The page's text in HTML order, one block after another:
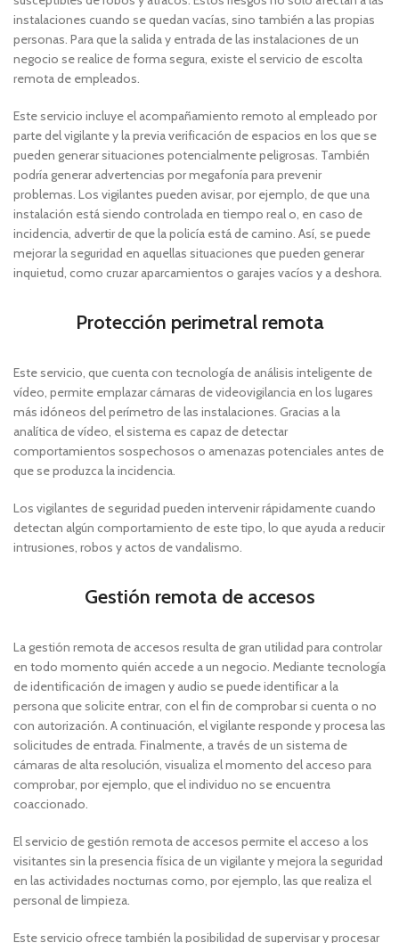
instalaciones cuando se quedan vacías, sino también a las propias
personas. Para que la salida y entrada de las instalaciones de un
negocio se realice de forma segura, existe el servicio de escolta
remota de empleados.
Este servicio incluye el acompañamiento remoto al empleado por
parte del vigilante y la previa verificación de espacios en los que se
pueden generar situaciones potencialmente peligrosas. También
podría generar advertencias por megafonía para prevenir
problemas. Los vigilantes pueden avisar, por ejemplo, de que una
instalación está siendo controlada en tiempo real o, en caso de
incidencia, advertir de que la policía está de camino. Así, se puede
mejorar la seguridad en aquellas situaciones que pueden generar
inquietud, como cruzar aparcamientos o garajes vacíos y a deshora.
Protección perimetral remota
Este servicio, que cuenta con tecnología de análisis inteligente de
vídeo, permite emplazar cámaras de videovigilancia en los lugares
más idóneos del perímetro de las instalaciones. Gracias a la
analítica de vídeo, el sistema es capaz de detectar
comportamientos sospechosos o amenazas potenciales antes de
que se produzca la incidencia.
Los vigilantes de seguridad pueden intervenir rápidamente cuando
detectan algún comportamiento de este tipo, lo que ayuda a reducir
intrusiones, robos y actos de vandalismo.
Gestión remota de accesos
La gestión remota de accesos resulta de gran utilidad para controlar
en todo momento quién accede a un negocio. Mediante tecnología
de identificación de imagen y audio se puede identificar a la
persona que solicite entrar, con el fin de comprobar si cuenta o no
con autorización. A continuación, el vigilante responde y procesa las
solicitudes de entrada. Finalmente, a través de un sistema de
cámaras de alta resolución, visualiza el momento del acceso para
comprobar, por ejemplo, que el individuo no se encuentra
coaccionado.
El servicio de gestión remota de accesos permite el acceso a los
visitantes sin la presencia física de un vigilante y mejora la seguridad
en las actividades nocturnas como, por ejemplo, las que realiza el
personal de limpieza.
Este servicio ofrece también la posibilidad de supervisar y procesar